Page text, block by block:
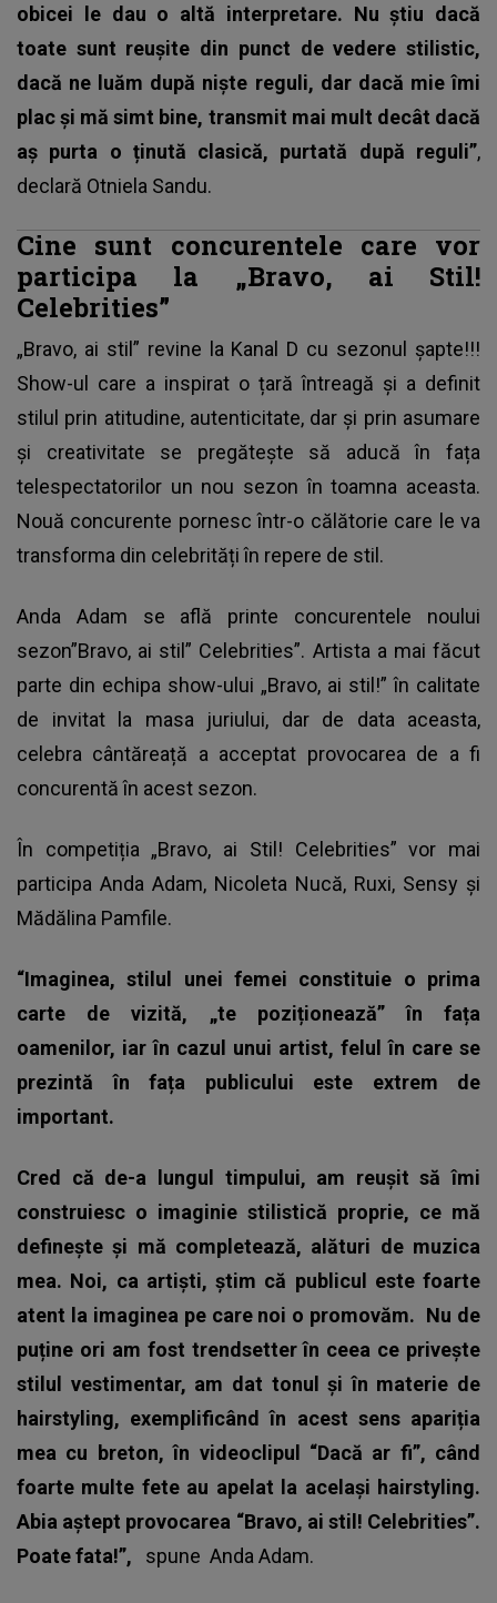
obicei le dau o altă interpretare. Nu știu dacă
toate sunt reușite din punct de vedere stilistic,
dacă ne luăm după niște reguli, dar dacă mie îmi
plac și mă simt bine, transmit mai mult decât dacă
aș purta o ținută clasică, purtată după reguli”,
declară Otniela Sandu.
Cine sunt concurentele care vor
participa la „Bravo, ai Stil!
Celebrities”
„Bravo, ai stil” revine la Kanal D cu sezonul șapte!!!
Show-ul care a inspirat o țară întreagă și a definit
stilul prin atitudine, autenticitate, dar și prin asumare
și creativitate se pregătește să aducă în fața
telespectatorilor un nou sezon în toamna aceasta.
Nouă concurente pornesc într-o călătorie care le va
transforma din celebrități în repere de stil.
Anda Adam se află printe concurentele noului
sezon”Bravo, ai stil” Celebrities”. Artista a mai făcut
parte din echipa show-ului „Bravo, ai stil!” în calitate
de invitat la masa juriului, dar de data aceasta,
celebra cântăreață a acceptat provocarea de a fi
concurentă în acest sezon.
În competiția „Bravo, ai Stil! Celebrities” vor mai
participa Anda Adam, Nicoleta Nucă, Ruxi, Sensy și
Mădălina Pamfile.
“Imaginea, stilul unei femei constituie o prima
carte de vizită, „te poziționează” în fața
oamenilor, iar în cazul unui artist, felul în care se
prezintă în fața publicului este extrem de
important.
Cred că de-a lungul timpului, am reușit să îmi
construiesc o imaginie stilistică proprie, ce mă
definește și mă completează, alături de muzica
mea. Noi, ca artiști, știm că publicul este foarte
atent la imaginea pe care noi o promovăm. Nu de
puține ori am fost trendsetter în ceea ce privește
stilul vestimentar, am dat tonul și în materie de
hairstyling, exemplificând în acest sens apariția
mea cu breton, în videoclipul “Dacă ar fi”, când
foarte multe fete au apelat la același hairstyling.
Abia aștept provocarea “Bravo, ai stil! Celebrities”.
Poate fata!”,
spune Anda Adam.